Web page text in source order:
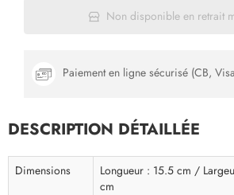
Non disponible en retrait
Paiement en ligne sécurisé (CB,
DESCRIPTION DÉTAILLÉE
Dimensions
Longueur : 15.5 cm /
cm